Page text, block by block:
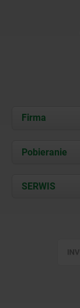
Firma
O nas
Kontakt
Pobieranie
Documents
SERWIS